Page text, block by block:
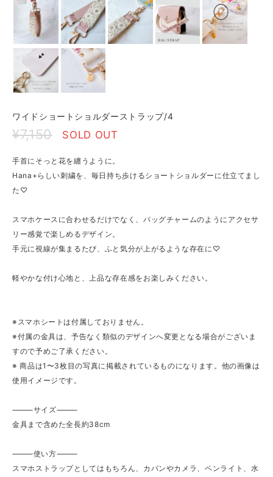
ワイドショートショルダーストラップ/4
¥7,150 SOLD OUT
手首にそっと花を纏うように。
Hana+らしい刺繍を、毎日持ち歩けるショートショルダーに仕立てまし
た♡
スマホケースに合わせるだけでなく、バッグチャームのようにアクセサ
リー感覚で楽しめるデザイン。
手元に視線が集まるたび、ふと気分が上がるような存在に♡
軽やかな付け心地と、上品な存在感をお楽しみください。
※スマホシートは付属しておりません。
※付属の金具は、予告なく類似のデザインへ変更となる場合がございま
すので予めご了承ください。
※ 商品は1〜3枚目の写真に掲載されているものになります。他の画像は
使用イメージです。
⸻サイズ⸻
金具まで含めた全長約38cm
⸻使い方⸻
スマホストラップとしてはもちろん、カバンやカメラ、ペンライト、水